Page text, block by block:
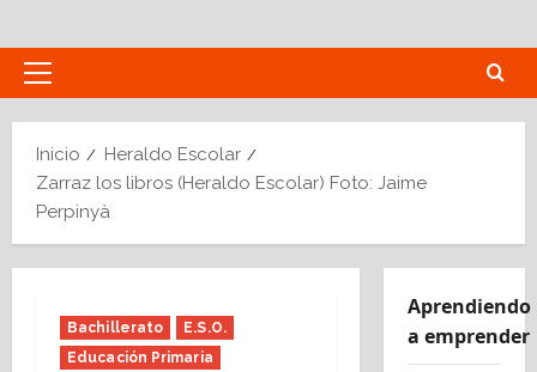
al
contenido
Menú
Inicio
Heraldo Escolar
Zarraz los libros (Heraldo Escolar) Foto: Jaime
Perpinyà
Bachillerato
E.S.O.
Educación Primaria
Aprendiendo
a emprender